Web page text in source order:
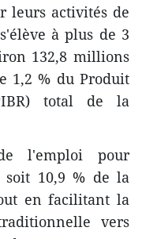
leurs activités de
à plus de 3
132,8 millions
1,2 % du Produit
total de la
l'emploi pour
soit 10,9 % de la
en facilitant la
vers